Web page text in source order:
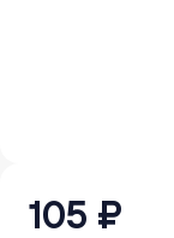
105 ₽